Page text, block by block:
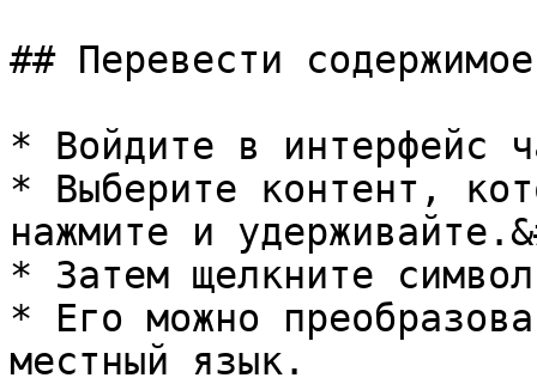
## Перевести
* Войдите в интерфейс
* Выберите контент,
нажмите и
* Затем щелкните
* Его можно
местный язык.